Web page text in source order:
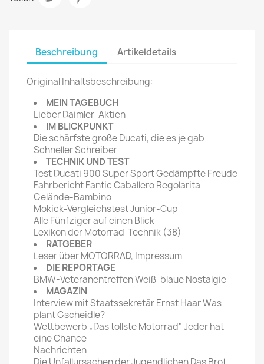
Beschreibung Artikeldetails
Original Inhaltsbeschreibung:
MEIN TAGEBUCH
Lieber Daimler-Aktien
IM BLICKPUNKT
Die schärfste große Ducati, die es je gab
Schneller Schreiber
TECHNIK UND TEST
Test Ducati 900 Super Sport Gedämpfte Freude
Fahrbericht Fantic Caballero Regolarita
Gelände-Bambino
Mokick-Vergleichstest Junior-Cup
Alle Fünfziger auf einen Blick
Lexikon der Motorrad-Technik (38)
RATGEBER
Leser über MOTORRAD, Impressum
DIE REPORTAGE
BMW-Veteranentreffen Weiß-blaue Nostalgie
MAGAZIN
Interview mit Staatssekretär Ernst Haar Was
plant Gscheidle?
Wettbewerb „Das tollste Motorrad" Jeder hat
eine Chance
Nachrichten